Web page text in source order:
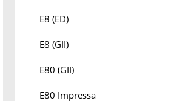
E8 (ED)
E8 (GII)
E80 (GII)
E80 Impressa